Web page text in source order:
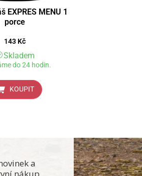
EXPRES MENU 1
porce
143 Kč
Skladem
do 24 hodin.
KOUPIT
a